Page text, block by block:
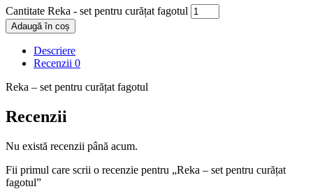
Cantitate Reka - set pentru curățat fagotul
Adaugă în coș
Descriere
Recenzii 0
Reka – set pentru curățat fagotul
Recenzii
Nu există recenzii până acum.
Fii primul care scrii o recenzie pentru „Reka – set pentru curățat
fagotul”